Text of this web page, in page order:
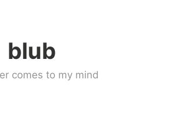
blub
comes to my mind